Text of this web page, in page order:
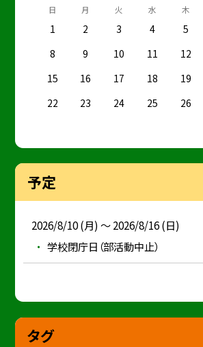
日 月 火 水 木
1 2 3 4 5
8
9 10 11 12
15
16 17 18 19
22
23 24 25 26
予定
2026/8/10 (月) ～ 2026/8/16 (日)
学校閉庁日（部活動中止）
タグ